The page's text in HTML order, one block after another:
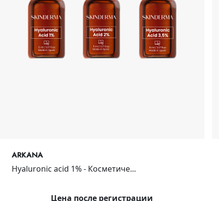
ARKANA
Hyaluronic acid 1% - Косметиче...
Цена после регистрации